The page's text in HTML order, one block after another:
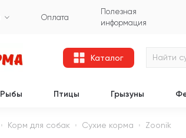
Оплата
Полезная
информация
Каталог
Рыбы Птицы Грызуны
Корм для собак Сухие корма Zoonik